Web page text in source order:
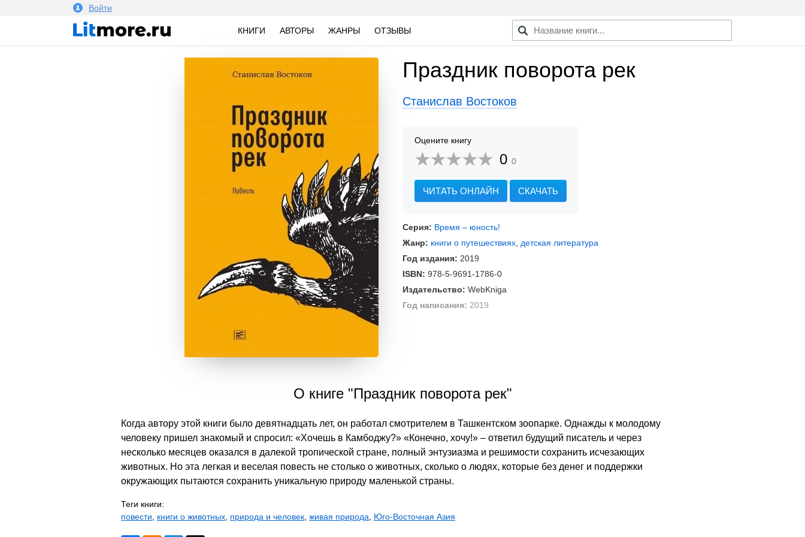
Войти
КНИГИ АВТОРЫ ЖАНРЫ ОТЗЫВЫ
Праздник поворота рек
Станислав Востоков
Оцените книгу
0 0
ЧИТАТЬ ОНЛАЙН СКАЧАТЬ
Серия: Время – юность!
Жанр: книги о путешествиях детская литература
Год издания: 2019
ISBN: 978-5-9691-1786-0
Издательство: WebKniga
Год написания: 2019
О книге "Праздник поворота рек"
Когда автору этой книги было девятнадцать лет, он работал смотрителем в Ташкентском зоопарке. Однажды к молодому
человеку пришел знакомый и спросил: «Хочешь в Камбоджу?» «Конечно, хочу!» – ответил будущий писатель и через
несколько месяцев оказался в далекой тропической стране, полный энтузиазма и решимости сохранить исчезающих
животных. Но эта легкая и веселая повесть не столько о животных, сколько о людях, которые без денег и поддержки
окружающих пытаются сохранить уникальную природу маленькой страны.
Теги книги:
повести
книги о животных природа и человек живая природа Юго-Восточная Азия